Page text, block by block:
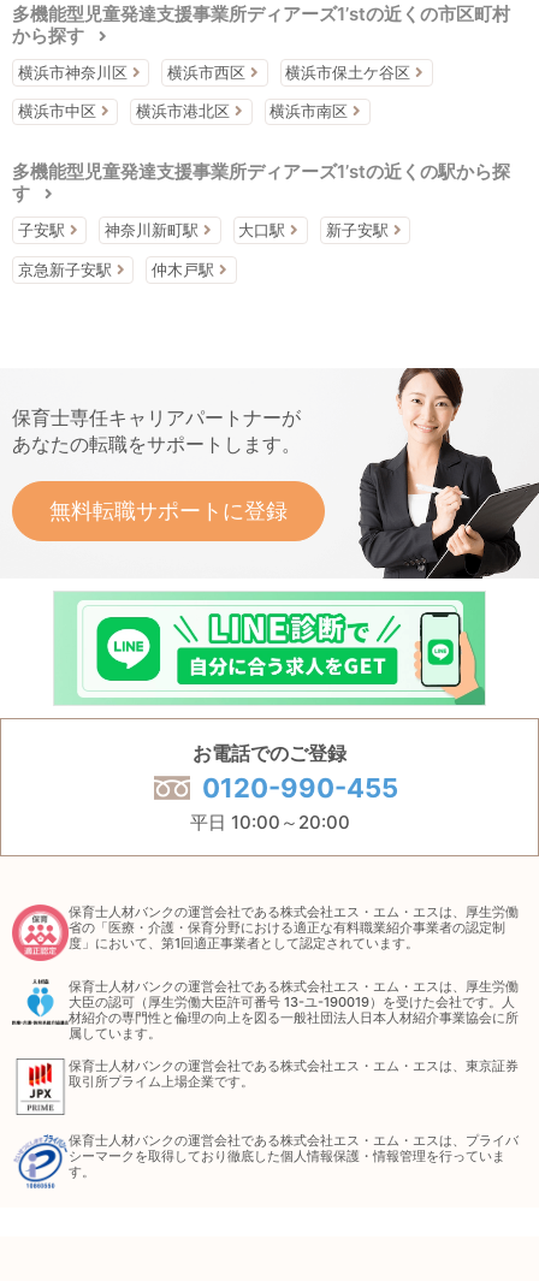
多機能型児童発達支援事業所ディアーズ1’stの近くの市区町村
から探す
横浜市神奈川区 横浜市西区 横浜市保土ケ谷区
横浜市中区 横浜市港北区 横浜市南区
多機能型児童発達支援事業所ディアーズ1’stの近くの駅から探
す
子安駅 神奈川新町駅 大口駅 新子安駅
京急新子安駅 仲木戸駅
保育士専任キャリアパートナーが
あなたの転職をサポートします。
無料転職サポートに登録
お電話でのご登録
0120-990-455
平日 10:00～20:00
保育士人材バンクの運営会社である株式会社エス・エム・エスは、厚生労働
省の「医療・介護・保育分野における適正な有料職業紹介事業者の認定制
度」において、第1回適正事業者として認定されています。
保育士人材バンクの運営会社である株式会社エス・エム・エスは、厚生労働
大臣の認可（厚生労働大臣許可番号 13-ユ-190019）を受けた会社です。人
材紹介の専門性と倫理の向上を図る一般社団法人日本人材紹介事業協会に所
属しています。
保育士人材バンクの運営会社である株式会社エス・エム・エスは、東京証券
取引所プライム上場企業です。
保育士人材バンクの運営会社である株式会社エス・エム・エスは、プライバ
シーマークを取得しており徹底した個人情報保護・情報管理を行っていま
す。